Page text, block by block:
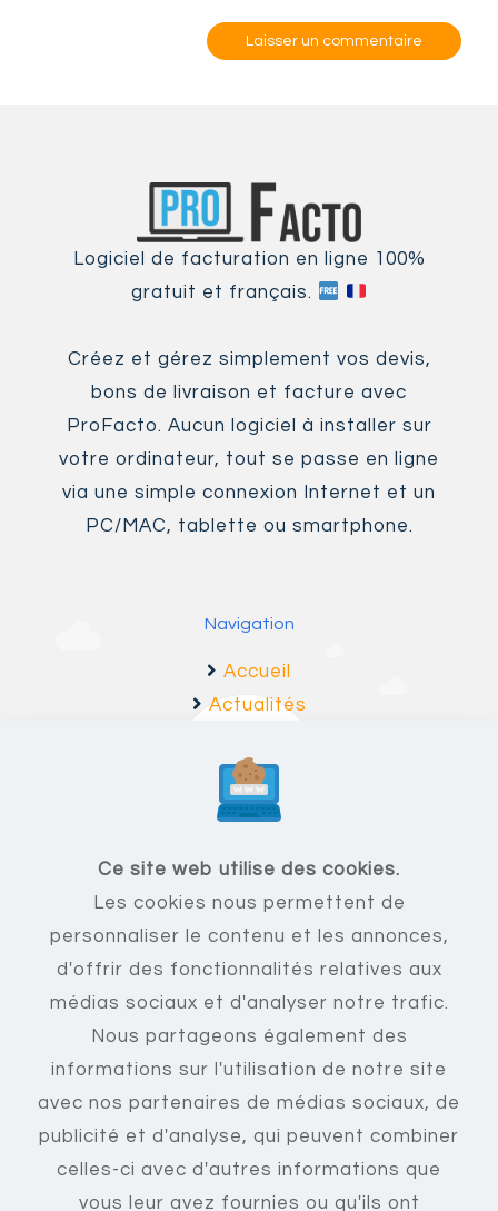
Logiciel de facturation en ligne 100%
gratuit et français.
Créez et gérez simplement vos devis,
bons de livraison et facture avec
ProFacto. Aucun logiciel à installer sur
votre ordinateur, tout se passe en ligne
via une simple connexion Internet et un
PC/MAC, tablette ou smartphone.
Navigation
Accueil
Actualités
F.A.Q
Mentions légales
Créer un compte
Se connecter
Ce site web utilise des cookies.
Les cookies nous permettent de
personnaliser le contenu et les annonces,
d'offrir des fonctionnalités relatives aux
médias sociaux et d'analyser notre trafic.
Nous partageons également des
informations sur l'utilisation de notre site
avec nos partenaires de médias sociaux, de
publicité et d'analyse, qui peuvent combiner
celles-ci avec d'autres informations que
vous leur avez fournies ou qu'ils ont